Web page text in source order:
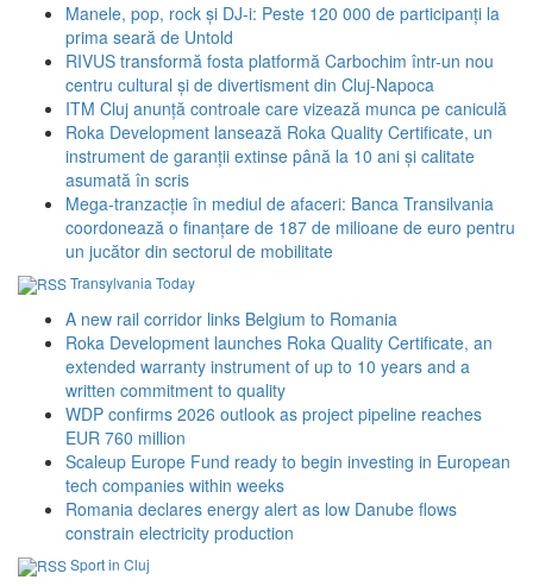
Manele, pop, rock și DJ-i: Peste 120 000 de participanți la
prima seară de Untold
RIVUS transformă fosta platformă Carbochim într-un nou
centru cultural și de divertisment din Cluj-Napoca
ITM Cluj anunță controale care vizează munca pe caniculă
Roka Development lansează Roka Quality Certificate, un
instrument de garanții extinse până la 10 ani și calitate
asumată în scris
Mega-tranzacție în mediul de afaceri: Banca Transilvania
coordonează o finanțare de 187 de milioane de euro pentru
un jucător din sectorul de mobilitate
Transylvania Today
A new rail corridor links Belgium to Romania
Roka Development launches Roka Quality Certificate, an
extended warranty instrument of up to 10 years and a
written commitment to quality
WDP confirms 2026 outlook as project pipeline reaches
EUR 760 million
Scaleup Europe Fund ready to begin investing in European
tech companies within weeks
Romania declares energy alert as low Danube flows
constrain electricity production
Sport in Cluj